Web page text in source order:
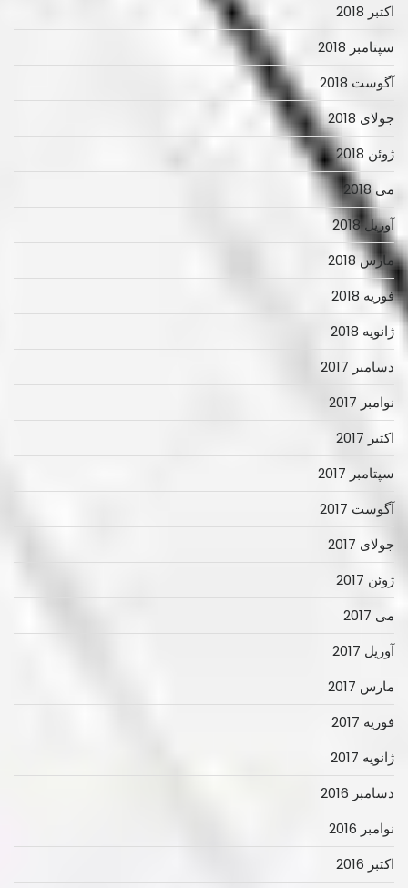
اکتبر 2018
سپتامبر 2018
آگوست 2018
جولای 2018
ژوئن 2018
می 2018
آوریل 2018
مارس 2018
فوریه 2018
ژانویه 2018
دسامبر 2017
نوامبر 2017
اکتبر 2017
سپتامبر 2017
آگوست 2017
جولای 2017
ژوئن 2017
می 2017
آوریل 2017
مارس 2017
فوریه 2017
ژانویه 2017
دسامبر 2016
نوامبر 2016
اکتبر 2016